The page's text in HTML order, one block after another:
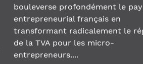
bouleverse profondément le
entrepreneurial français en
transformant radicalement le
de la TVA pour les micro-
entrepreneurs....